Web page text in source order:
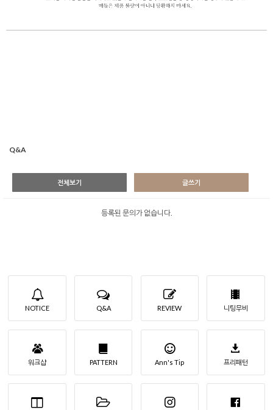
Q&A
전체보기 글쓰기
등록된 문의가 없습니다.
NOTICE Q&A REVIEW 니팅무비
워크샵 PATTERN Ann's Tip 프리패턴